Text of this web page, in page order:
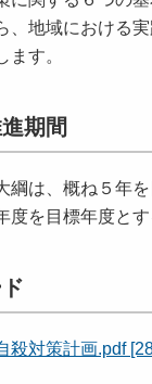
、地域における
ます。
期間
は、概ね５年
度を目標年度とす
殺対策計画.pdf